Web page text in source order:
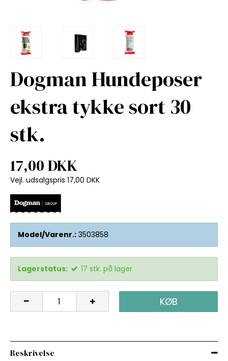
Dogman Hundeposer
ekstra tykke sort 30
stk.
17,00 DKK
Vejl. udsalgspris 17,00 DKK
Model/Varenr.: 3503858
Lagerstatus: 17 stk. på lager
KØB
Beskrivelse